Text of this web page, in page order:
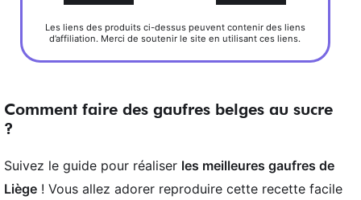
Les liens des produits ci-dessus peuvent contenir des liens
d’affiliation. Merci de soutenir le site en utilisant ces liens.
Comment faire des gaufres belges au sucre
?
Suivez le guide pour réaliser les meilleures gaufres de
Liège ! Vous allez adorer reproduire cette recette facile